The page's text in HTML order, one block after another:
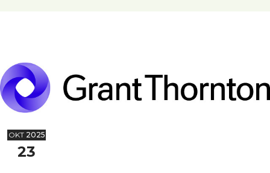
OKT 2025
23